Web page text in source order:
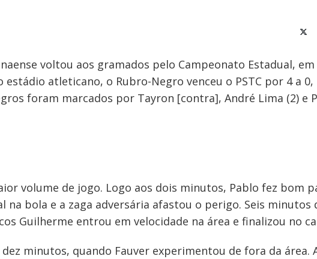
X
voltou aos gramados pelo Campeonato Estadual,
atleticano, o Rubro-Negro venceu o PSTC por 4 a
foram marcados por Tayron [contra], André Lima (2) e
volume de jogo. Logo aos dois minutos, Pablo fez bom
na bola e a zaga adversária afastou o perigo. Seis minutos
Guilherme entrou em velocidade na área e finalizou no
minutos, quando Fauver experimentou de fora da área.